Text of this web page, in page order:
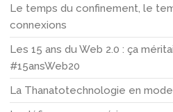
Le temps du confinement, le
connexions
Les 15 ans du Web 2.0 : ça
#15ansWeb20
La Thanatotechnologie en